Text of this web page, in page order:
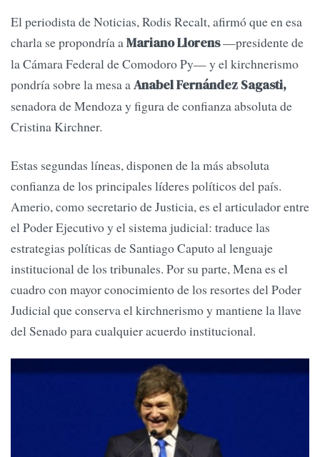
El periodista de Noticias, Rodis Recalt, afirmó que en esa
charla se propondría aMariano Llorens—presidente de
la Cámara Federal de Comodoro Py— y el kirchnerismo
pondría sobre la mesa aAnabel Fernández Sagasti,
senadora de Mendoza y figura de confianza absoluta de
Cristina Kirchner.
Estas segundas líneas, disponen de la más absoluta
confianza de los principales líderes políticos del país.
Amerio, como secretario de Justicia, es el articulador entre
el Poder Ejecutivo y el sistema judicial: traduce las
estrategias políticas de Santiago Caputo al lenguaje
institucional de los tribunales. Por su parte, Mena es el
cuadro con mayor conocimiento de los resortes del Poder
Judicial que conserva el kirchnerismo y mantiene la llave
del Senado para cualquier acuerdo institucional.